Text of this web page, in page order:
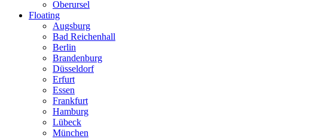
Oberursel
Floating
Augsburg
Bad Reichenhall
Berlin
Brandenburg
Düsseldorf
Erfurt
Essen
Frankfurt
Hamburg
Lübeck
München